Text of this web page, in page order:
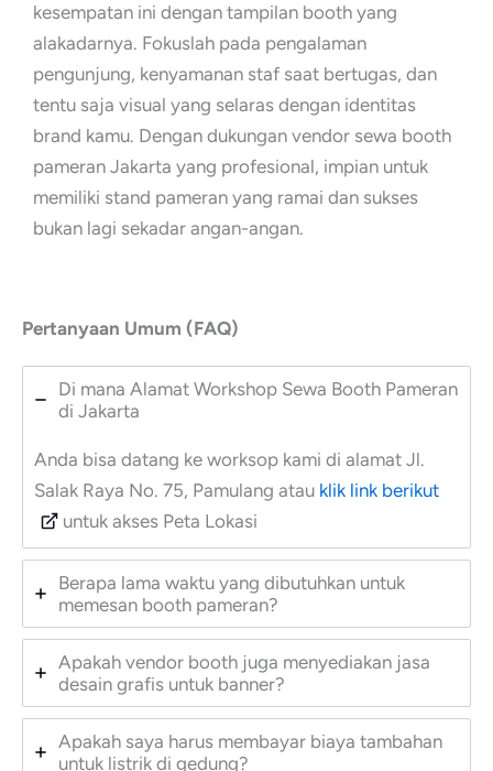
kesempatan ini dengan tampilan booth yang
alakadarnya. Fokuslah pada pengalaman
pengunjung, kenyamanan staf saat bertugas, dan
tentu saja visual yang selaras dengan identitas
brand kamu. Dengan dukungan vendor sewa booth
pameran Jakarta yang profesional, impian untuk
memiliki stand pameran yang ramai dan sukses
bukan lagi sekadar angan-angan.
Pertanyaan Umum (FAQ)
Di mana Alamat Workshop Sewa Booth Pameran
di Jakarta
Anda bisa datang ke worksop kami di alamat Jl.
Salak Raya No. 75, Pamulang atau klik link berikut
untuk akses Peta Lokasi
Berapa lama waktu yang dibutuhkan untuk
memesan booth pameran?
Apakah vendor booth juga menyediakan jasa
desain grafis untuk banner?
Apakah saya harus membayar biaya tambahan
untuk listrik di gedung?